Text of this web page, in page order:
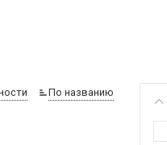
По названию